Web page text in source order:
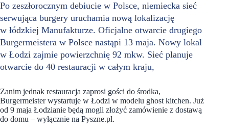
Po zeszłorocznym debiucie w Polsce, niemiecka sieć
serwująca burgery uruchamia nową lokalizację
w łódzkiej Manufakturze. Oficjalne otwarcie drugiego
Burgermeistera w Polsce nastąpi 13 maja. Nowy lokal
w Łodzi zajmie powierzchnię 92 mkw. Sieć planuje
otwarcie do 40 restauracji w całym kraju,
Zanim jednak restauracja zaprosi gości do środka,
Burgermeister wystartuje w Łodzi w modelu ghost kitchen. Już
od 9 maja Łodzianie będą mogli złożyć zamówienie z dostawą
do domu – wyłącznie na Pyszne.pl.